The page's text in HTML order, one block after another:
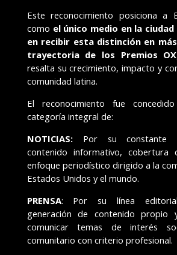
Este reconocimiento posiciona a
como el único medio en la
en recibir esta distinción en
trayectoria de los Premios OX
resalta su crecimiento, impacto y
comunidad latina.
El reconocimiento fue
categoría integral de:
NOTICIAS:Por su constante
contenido informativo, cobertura
enfoque periodístico dirigido a la
Estados Unidos y el mundo.
PRENSA: Por su línea editorial
generación de contenido propio
comunicar temas de interés
comunitario con criterio profesional.